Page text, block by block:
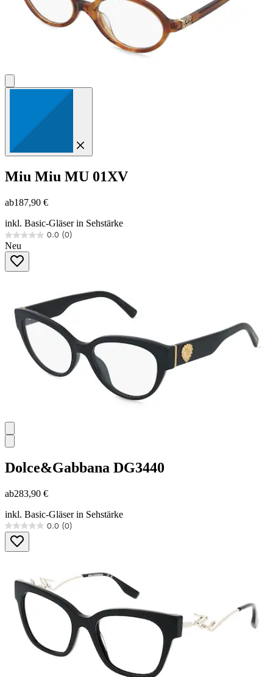
Miu Miu MU 01XV
ab187,90 €
inkl. Basic-Gläser in Sehstärke
0.0 (0)
0.0
von
Sternen.
Neu
Dolce&Gabbana DG3440
ab283,90 €
inkl. Basic-Gläser in Sehstärke
0.0 (0)
0.0
von
5